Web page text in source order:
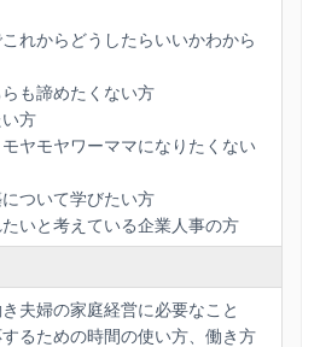
い
思表示
ション
応
ネジメント
アの重要性
ないためのチェックポイント
れからどうしたらいいかわから
も諦めたくない方
い方
ヤモヤワーママになりたくない
ついて学びたい方
いと考えている企業人事の方
夫婦の家庭経営に必要なこと
るための時間の使い方、働き方